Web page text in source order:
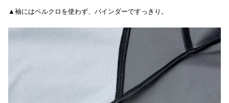
▲袖にはベルクロを使わず、バインダーですっきり。